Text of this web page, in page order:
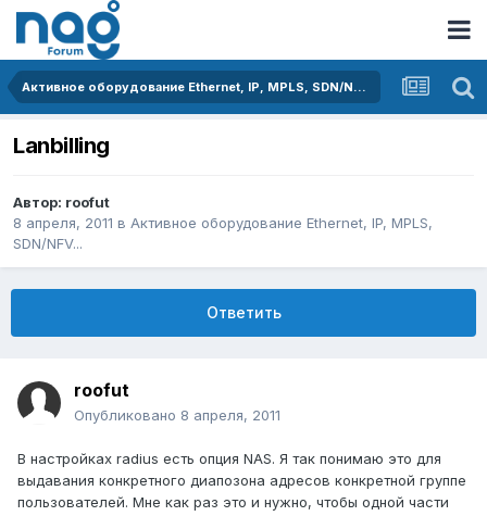
Активное оборудование Ethernet, IP, MPLS, SDN/NFV...
Lanbilling
Автор: roofut
8 апреля, 2011 в Активное оборудование Ethernet, IP, MPLS,
SDN/NFV...
Ответить
roofut
Опубликовано 8 апреля, 2011
В настройках radius есть опция NAS. Я так понимаю это для
выдавания конкретного диапозона адресов конкретной группе
пользователей. Мне как раз это и нужно, чтобы одной части